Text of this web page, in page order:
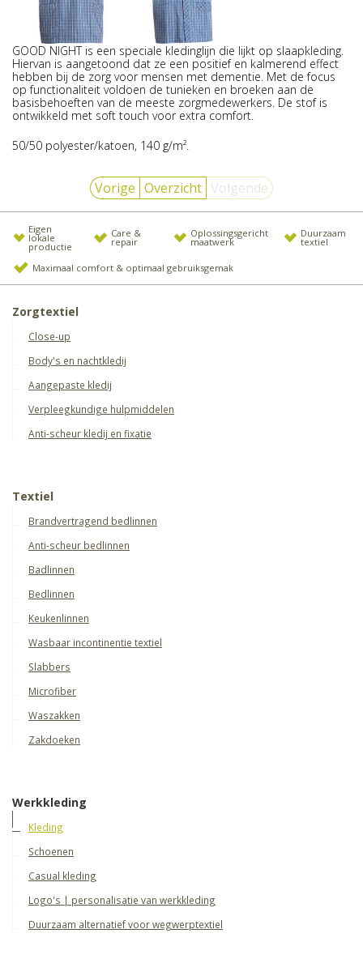
GOOD NIGHT is een speciale kledinglijn die lijkt op slaapkleding.
Hiervan is aangetoond dat ze een positief en kalmerend effect
hebben bij de zorg voor mensen met dementie. Met de focus
op functionaliteit voldoen de tunieken en broeken aan de
basisbehoeften van de meeste zorgmedewerkers. De stof is
ontwikkeld met soft touch voor extra comfort.
50/50 polyester/katoen, 140 g/m².
Vorige Overzicht Volgende
Eigen
lokale
productie
Care &
repair
Oplossingsgericht
maatwerk
Duurzaam
textiel
Maximaal comfort & optimaal gebruiksgemak
Zorgtextiel
Close-up
Body's en nachtkledij
Aangepaste kledij
Verpleegkundige hulpmiddelen
Anti-scheur kledij en fixatie
Textiel
Brandvertragend bedlinnen
Anti-scheur bedlinnen
Badlinnen
Bedlinnen
Keukenlinnen
Wasbaar incontinentie textiel
Slabbers
Microfiber
Waszakken
Zakdoeken
Werkkleding
Kleding
Schoenen
Casual kleding
Logo's | personalisatie van werkkleding
Duurzaam alternatief voor wegwerptextiel